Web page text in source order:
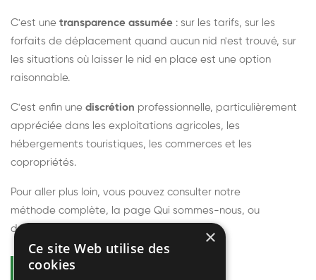
C'est une transparence assumée : sur les tarifs, sur les
forfaits de déplacement quand aucun nid n'est trouvé, sur
les situations où laisser le nid en place est une option
raisonnable.
C'est enfin une discrétion professionnelle, particulièrement
appréciée dans les exploitations agricoles, les
hébergements touristiques, les commerces et les
copropriétés.
Pour aller plus loin, vous pouvez consulter notre
méthode complète, la page Qui sommes-nous, ou
découvrir
Questions fréquentes
×
Ce site Web utilise des
cookies